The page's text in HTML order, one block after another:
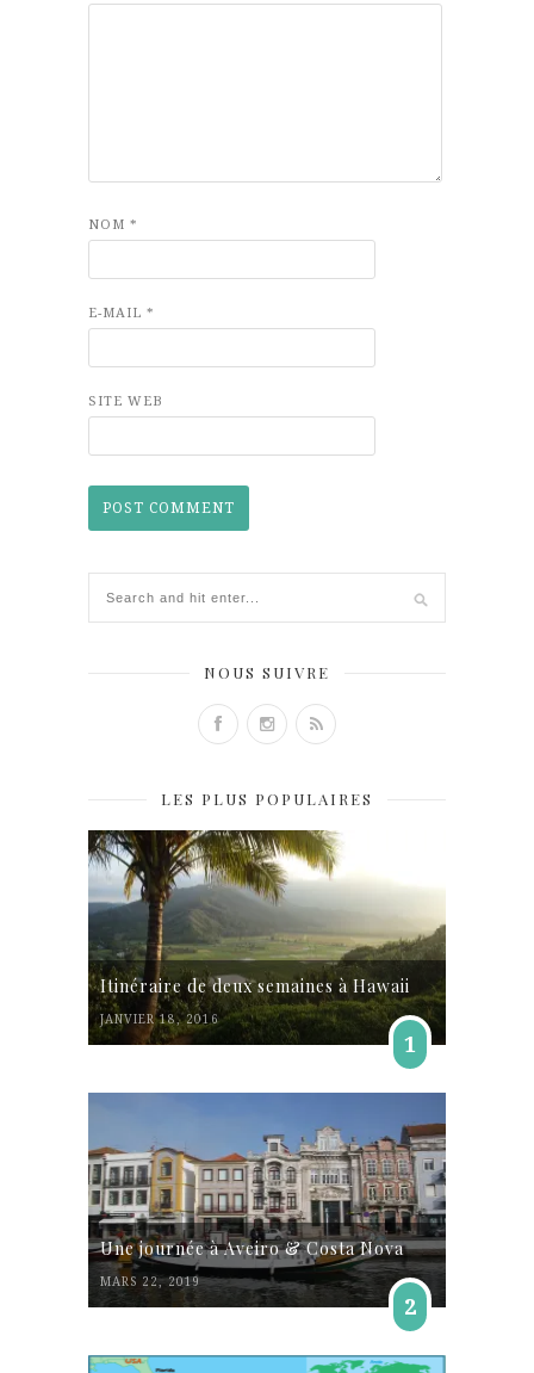
NOM *
E-MAIL *
SITE WEB
NOUS SUIVRE
LES PLUS POPULAIRES
Itinéraire de deux semaines à Hawaii
JANVIER 18, 2016
1
Une journée à Aveiro & Costa Nova
MARS 22, 2019
2